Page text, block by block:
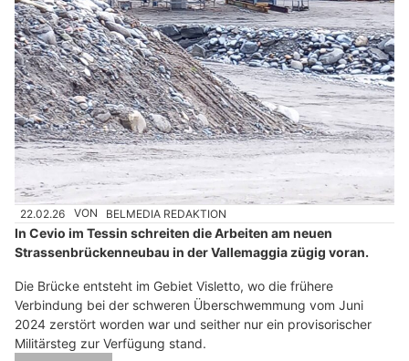
22.02.26 VON BELMEDIA REDAKTION
In Cevio im Tessin schreiten die Arbeiten am neuen
Strassenbrückenneubau in der Vallemaggia zügig voran.
Die Brücke entsteht im Gebiet Visletto, wo die frühere
Verbindung bei der schweren Überschwemmung vom Juni
2024 zerstört worden war und seither nur ein provisorischer
Militärsteg zur Verfügung stand.